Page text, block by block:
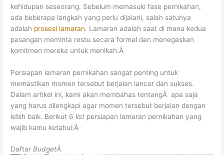
kehidupan seseorang. Sebelum memasuki fase pernikahan,
ada beberapa langkah yang perlu dijalani, salah satunya
adalah prosesi lamaran. Lamaran adalah saat di mana kedua
pasangan meminta restu secara formal dan menegaskan
komitmen mereka untuk menikah.Â
Persiapan lamaran pernikahan sangat penting untuk
memastikan momen tersebut berjalan lancar dan sukses.
Dalam artikel ini, kami akan membahas tentangÂ apa saja
yang harus dilengkapi agar momen tersebut berjalan dengan
lebih baik. Berikut 6list persiapan lamaran pernikahan yang
wajib kamu ketahui:Â
DaftarBudgetÂ